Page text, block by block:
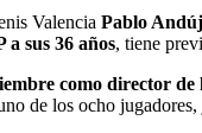
Valencia Pablo
sus 36 años, tiene
como director
de los ocho